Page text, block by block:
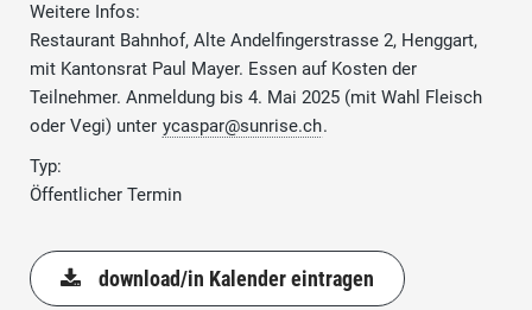
Weitere Infos:
Restaurant Bahnhof, Alte Andelfingerstrasse 2, Henggart,
mit Kantonsrat Paul Mayer. Essen auf Kosten der
Teilnehmer. Anmeldung bis 4. Mai 2025 (mit Wahl Fleisch
oder Vegi) unter ycaspar@sunrise.ch.
Typ:
Öffentlicher Termin
download/in Kalender eintragen